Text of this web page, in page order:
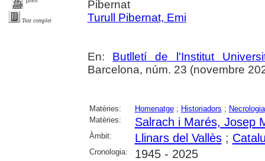
Text complet
Pibernat
Turull Pibernat, Emi
En: Butlletí de l'Institut
Barcelona, núm. 23 (novembre
Matèries: Homenatge; Historiadors ; Necrologia
Matèries:
Salrach i Marés, Josep
Àmbit: Llinars del Vallès;
Cronologia: 1945 - 2025